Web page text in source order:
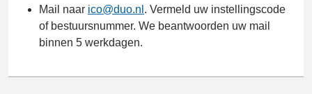
Mail naar ico@duo.nl . Vermeld uw instellingscode
of bestuursnummer. We beantwoorden uw mail
binnen 5 werkdagen.